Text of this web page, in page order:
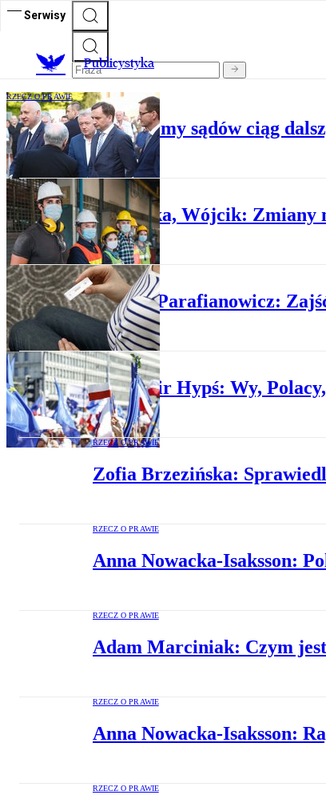
Serwisy
Publicystyka
RZECZ O PRAWIE
Jacek Trela: Reformy sądów ciąg
RZECZ O PRAWIE
Świtajska, Wójcik: Zmiany
RZECZ O PRAWIE
Joanna Parafianowicz:
RZECZ O PRAWIE
Sławomir Hypś: Wy,
RZECZ O PRAWIE
Zofia Brzezińska:
RZECZ O PRAWIE
Anna Nowacka-Isaksson:
RZECZ O PRAWIE
Adam Marciniak: Czym
RZECZ O PRAWIE
Anna Nowacka-Isaksson:
RZECZ O PRAWIE